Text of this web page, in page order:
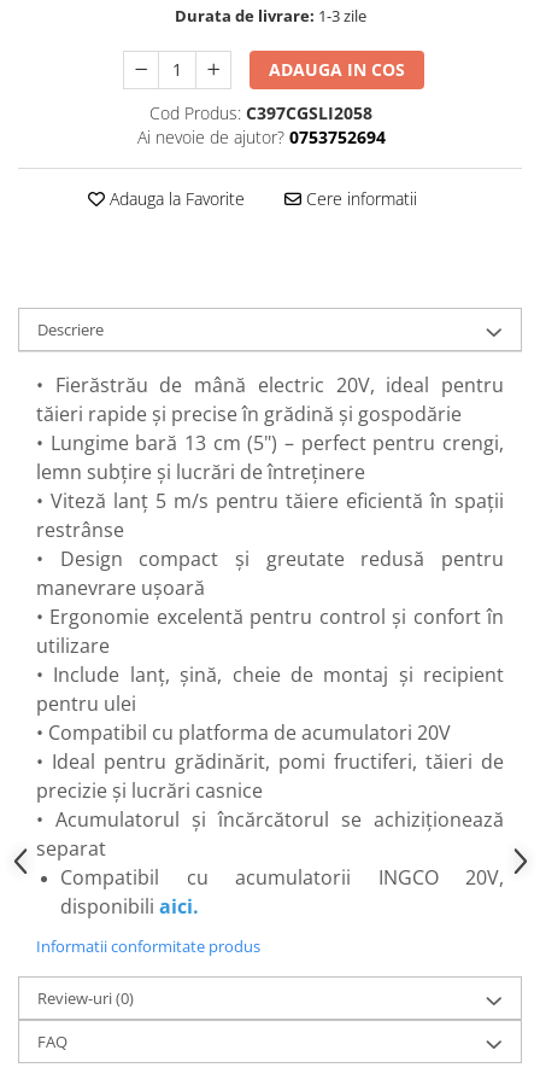
Pistol pentru vopsit
Presostate/Regulatoare de
presiune
Accesorii rindele
Accesorii pentru polizor
Accesorii scule electrice
Compresoare aer
Fierastrau sabie
Fierăstrău circular
Flexuri
Mixere mortar
Motoare electrice
Pistoale de bătut cuie
Polizoare
Seturi aparate electrice
Testere electrice
Unelte multifuncționale
Vibratoare pentru beton
Scule manuale
Aparate de Tăiat Gresie
Briceag multifuncțional
Ciocan
Clești
Dălți pentru Lemn
Menghine
Scule pentru Gresie și Sticlă
Durata de livrare: 1-3 zile
ADAUGA IN COS
Cod Produs: C397CGSLI2058
Ai nevoie de ajutor? 0753752694
Adauga la Favorite Cere informatii
Descriere
• Fierăstrău de mână electric 20V, ideal pentru
tăieri rapide și precise în grădină și gospodărie
• Lungime bară 13 cm (5") – perfect pentru crengi,
lemn subțire și lucrări de întreținere
• Viteză lanț 5 m/s pentru tăiere eficientă în spații
restrânse
• Design compact și greutate redusă pentru
manevrare ușoară
• Ergonomie excelentă pentru control și confort în
utilizare
• Include lanț, șină, cheie de montaj și recipient
pentru ulei
• Compatibil cu platforma de acumulatori 20V
• Ideal pentru grădinărit, pomi fructiferi, tăieri de
precizie și lucrări casnice
• Acumulatorul și încărcătorul se achiziționează
separat
Compatibil cu acumulatorii INGCO 20V,
disponibili aici.
Informatii conformitate produs
Review-uri(0)
FAQ